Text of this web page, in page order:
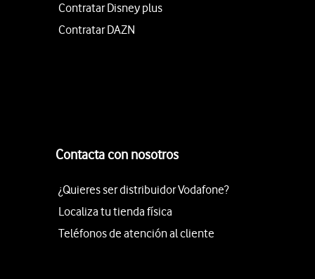
Contratar Disney plus
Contratar DAZN
Contacta con nosotros
¿Quieres ser distribuidor Vodafone?
Localiza tu tienda física
Teléfonos de atención al cliente